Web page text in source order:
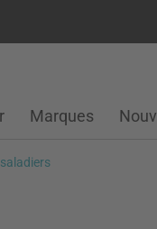
Marques